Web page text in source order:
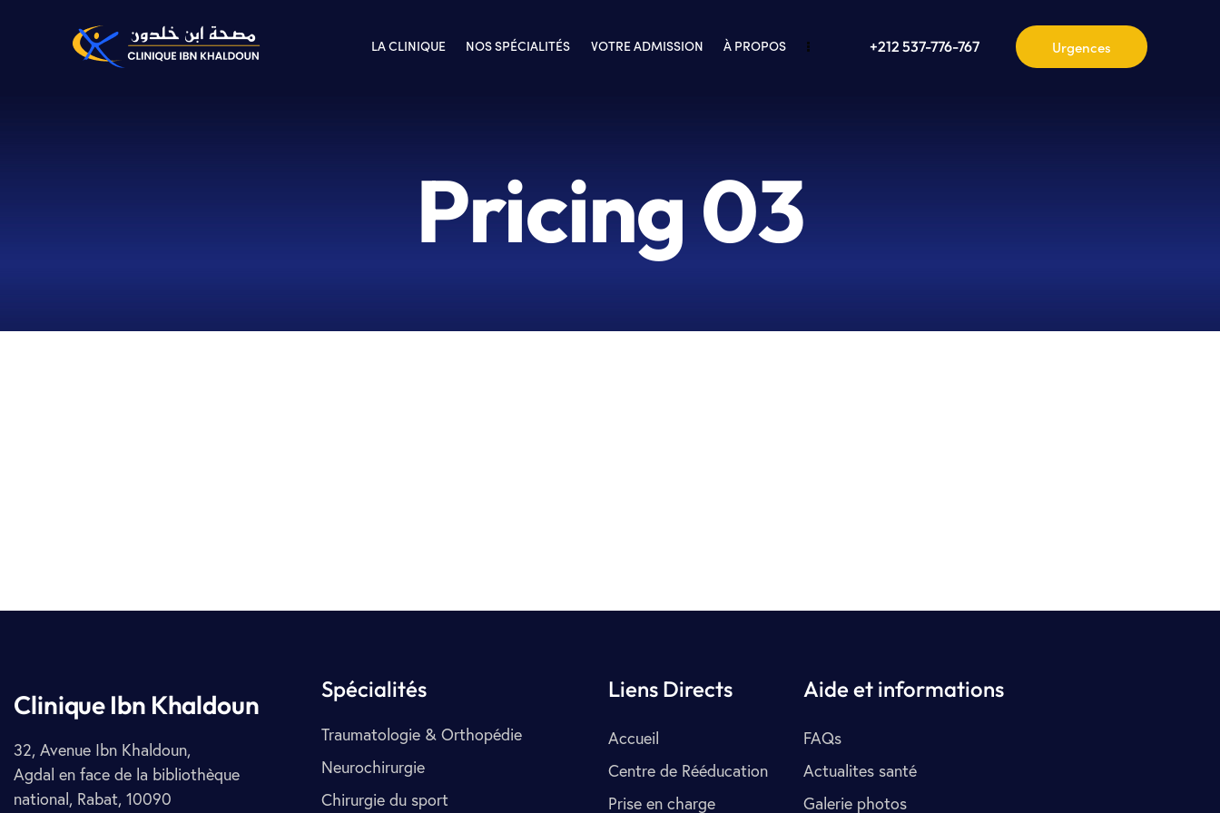
LA CLINIQUE NOS SPÉCIALITÉS VOTRE ADMISSION À PROPOS +212 537-776-767
Pricing 03
Clinique Ibn Khaldoun
32, Avenue Ibn Khaldoun,
Agdal en face de la bibliothèque
national, Rabat, 10090
Spécialités
Traumatologie & Orthopédie
Neurochirurgie
Chirurgie du sport
Liens Directs
Accueil
Centre de Rééducation
Prise en charge
Aide et informations
FAQs
Actualites santé
Galerie photos